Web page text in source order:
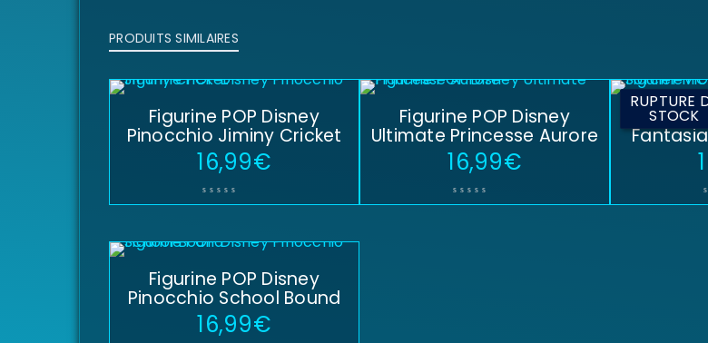
PRODUITS SIMILAIRES
Figurine POP Disney
Pinocchio Jiminy Cricket
16,99€
Figurine POP Disney
Ultimate Princesse Aurore
16,99€
RUPTURE
STOCK
Figurine POP Disney
Pinocchio School Bound
16,99€